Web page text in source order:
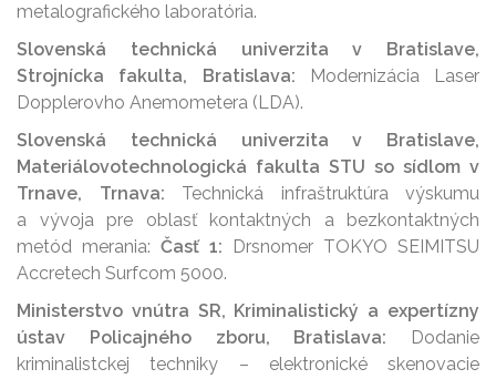
metalografického laboratória.
Slovenská technická univerzita v Bratislave,
Strojnícka fakulta, Bratislava:
Modernizácia Laser
Dopplerovho Anemometera (LDA).
Slovenská technická univerzita v Bratislave,
Materiálovotechnologická fakulta STU so sídlom v
Trnave, Trnava: Technická infraštruktúra výskumu
a vývoja pre oblasť kontaktných a bezkontaktných
metód merania: Časť 1: Drsnomer TOKYO SEIMITSU
Accretech Surfcom 5000.
Ministerstvo vnútra SR, Kriminalistický a expertízny
ústav Policajného zboru, Bratislava:
Dodanie
kriminalistckej techniky – elektronické skenovacie